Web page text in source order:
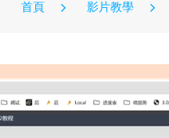
首頁 影片教學